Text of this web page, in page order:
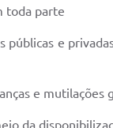
toda parte
e
e mutilações
da